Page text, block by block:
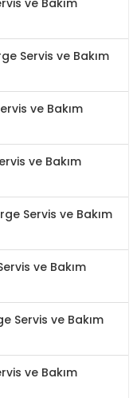
Servis ve Bakım
ve Bakım
ve Bakım
Servis ve Bakım
ve Bakım
Servis ve Bakım
ve Bakım